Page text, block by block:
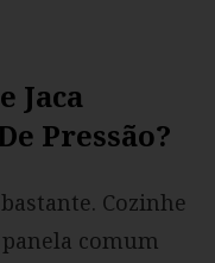
Jaca
Pressão?
Cozinhe
comum